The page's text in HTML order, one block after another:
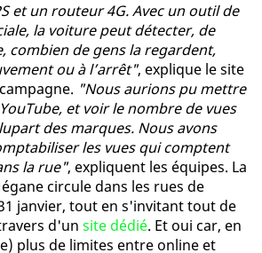
et un routeur 4G. Avec un outil de
la voiture peut détecter, de
combien de gens la regardent,
ou à l’arrêt", explique le site
"Nous aurions pu mettre
et voir le nombre de vues
des marques. Nous avons
les vues qui comptent
la rue", expliquent les équipes. La
circule dans les rues de
janvier, tout en s'invitant tout de
d'un site dédié. Et oui car, en
plus de limites entre online et